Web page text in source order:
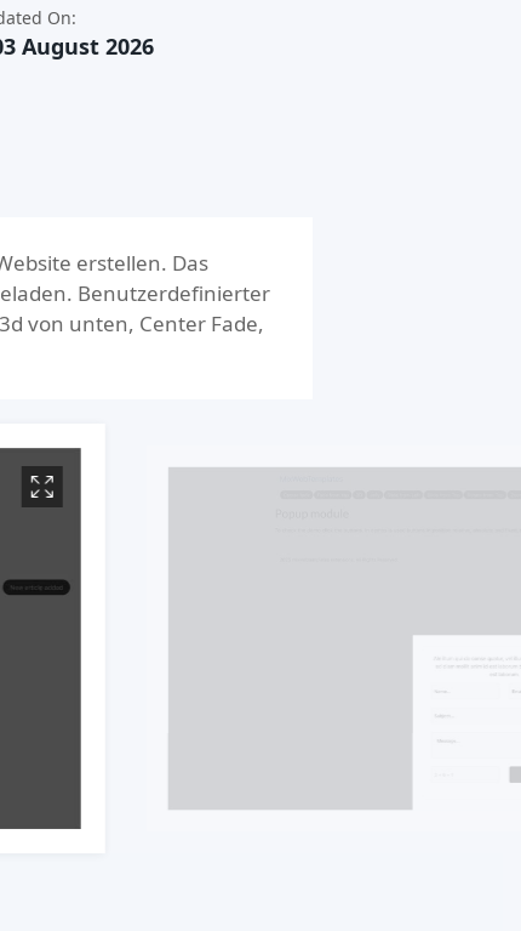
On:
August 2026
erstellen. Das
Benutzerdefinierter
von unten, Center Fade,